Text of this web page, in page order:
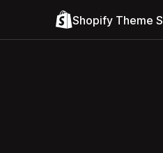
Shopify Theme